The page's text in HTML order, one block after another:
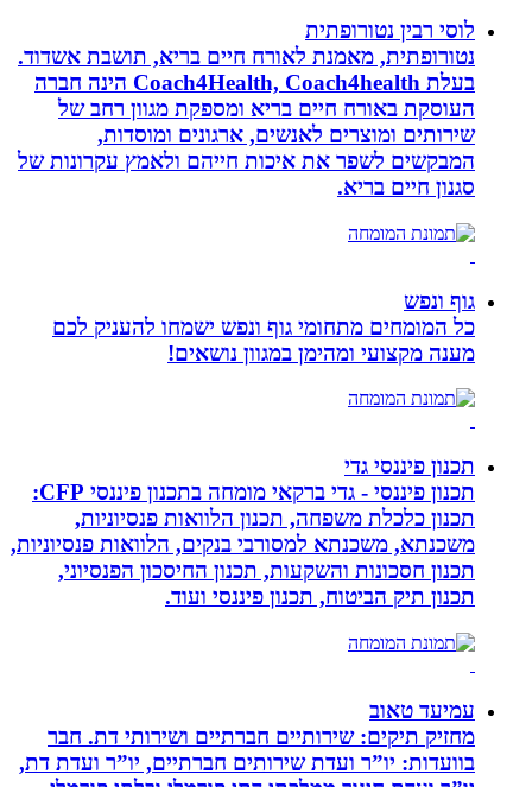
לוסי רבין נטורופתית
נטורופתית, מאמנת לאורח חיים בריא, תושבת אשדוד.
בעלת Coach4Health, Coach4health הינה חברה
העוסקת באורח חיים בריא ומספקת מגוון רחב של
שירותים ומוצרים לאנשים, ארגונים ומוסדות,
המבקשים לשפר את איכות חייהם ולאמץ עקרונות של
סגנון חיים בריא.
גוף ונפש
כל המומחים מתחומי גוף ונפש ישמחו להעניק לכם
מענה מקצועי ומהימן במגוון נושאים!
תכנון פיננסי גדי
תכנון פיננסי - גדי ברקאי מומחה בתכנון פיננסי CFP:
תכנון כלכלת משפחה, תכנון הלוואות פנסיוניות,
משכנתא, משכנתא למסורבי בנקים, הלוואות פנסיוניות,
תכנון חסכונות והשקעות, תכנון החיסכון הפנסיוני,
תכנון תיק הביטוח, תכנון פיננסי ועוד.
עמיעד טאוב
מחזיק תיקים: שירותיים חברתיים ושירותי דת. חבר
בוועדות: יו”ר ועדת שירותים חברתיים, יו”ר ועדת דת,